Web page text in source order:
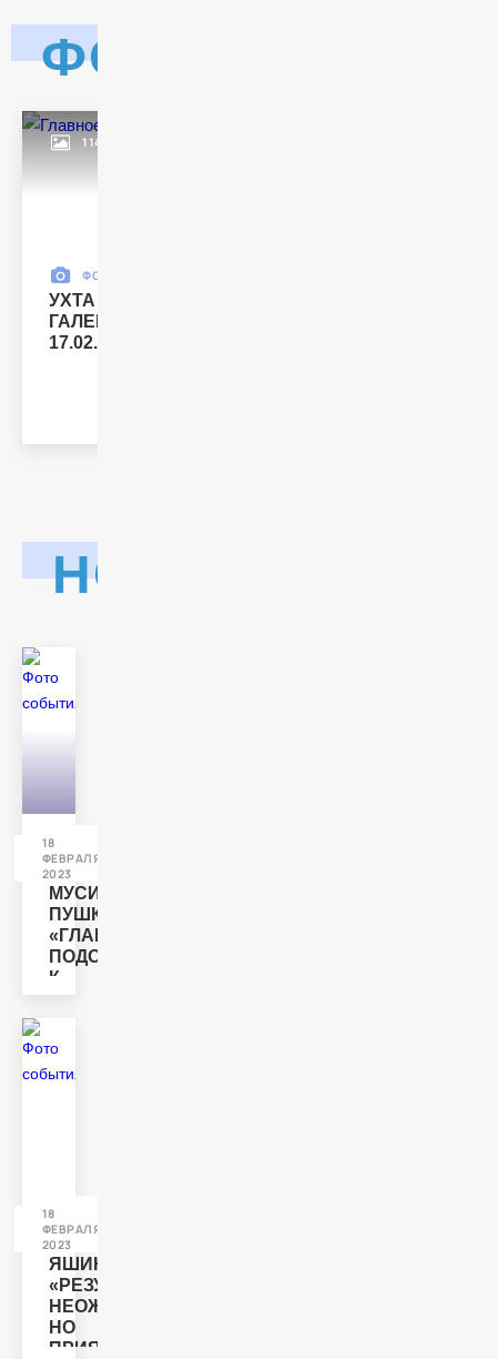
ФОТО
114 ИЗОБРАЖ.
ФОТО
УХТА - ТЮМЕНЬ /
ГАЛЕРЕЯ СОБЫТИЙ /
17.02.2023
НОВОСТИ
МУСИН-
ПУШКИН:
«ГЛАВНОЕ
ПОДОЙТИ
К
ПЛЕЙ-
18
ФЕВРАЛЯ
2023
ЯШИН:
«РЕЗУЛЬТАТ
НЕОЖИДАННЫЙ,
НО
ПРИЯТНЫЙ»
18
ФЕВРАЛЯ
2023